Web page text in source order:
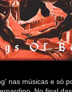
nas músicas e só